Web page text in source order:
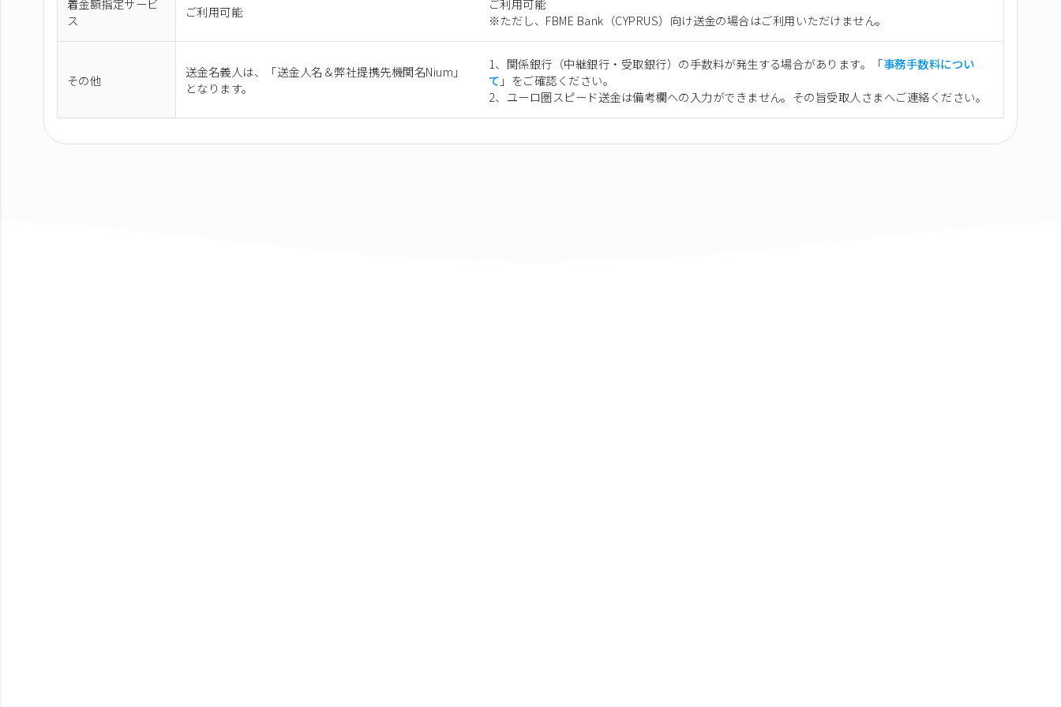
ス
ご利用可能
※ただし、FBME Bank（CYPRUS）向け送金の場合はご利用いただけません。
その他
送金名義人は、「送金人名＆弊社提携先機関名Nium」
となります。
1、関係銀行（中継銀行・受取銀行）の手数料が発生する場合があります。「事務手数料につい
て 」をご確認ください。
2、ユーロ圏スピード送金は備考欄への入力ができません。その旨受取人さまへご連絡ください。